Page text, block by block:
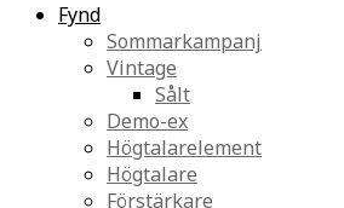
Fynd
Sommarkampanj
Vintage
Sålt
Demo-ex
Högtalarelement
Högtalare
Förstärkare